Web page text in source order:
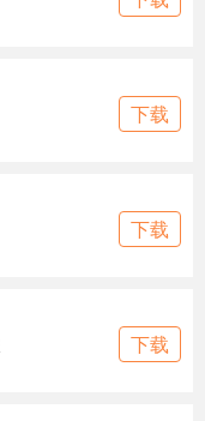
下载
下载
下载